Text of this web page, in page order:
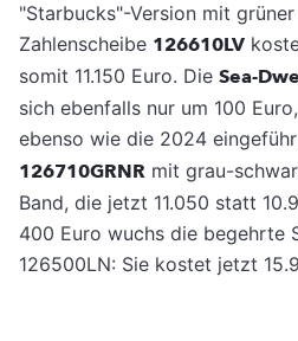
"Starbucks"-Version mit
Zahlenscheibe 126610LV
somit 11.150 Euro. Die Sea-
sich ebenfalls nur um 100
ebenso wie die 2024
126710GRNR mit grau-
Band, die jetzt 11.050 statt
400 Euro wuchs die begehrte
126500LN: Sie kostet jetzt